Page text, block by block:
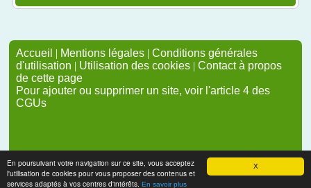
X
En poursuivant votre navigation sur ce site, vous acceptez
l'utilisation de cookies pour vous proposer des contenus et
services adaptés à vos centres d'intérêts. En savoir plus
Accueil | Mentions légales | Conditions générales
d'utilisation | Utilisation des cookies | Contact à propos
de cette page
Pour ajouter ou supprimer un site, voir l'article 4 des
CGUs